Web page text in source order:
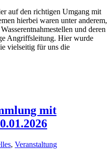
auf den richtigen Umgang mit
hierbei waren unter anderem,
und deren
Angriffsleitung. Hier wurde
vielseitig für uns die
mit
, Veranstaltung